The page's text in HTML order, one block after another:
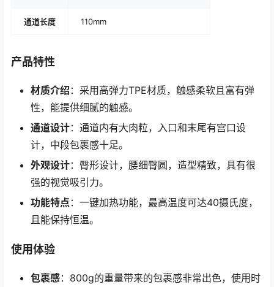
通道长度 110mm
产品特性
材质介绍 ：采用高弹力TPE材质，触感柔软且富有弹
性，能提供细腻的触感。
通道设计：通道内有大肉粒，入口和末尾有宫口设
计，中段包裹感十足。
外观设计：臀形设计，腰细臀圆，造型精致，具有很
强的视觉吸引力。
功能特点 ：一键加热功能，最高温度可达40摄氏度，
且能保持恒温。
使用体验
包裹感：800g的重量带来的包裹感非常出色，使用时